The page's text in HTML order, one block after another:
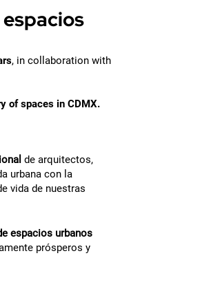
, in collaboration with
of spaces in CDMX.
de arquitectos,
urbana con la
vida de nuestras
espacios urbanos
prósperos y